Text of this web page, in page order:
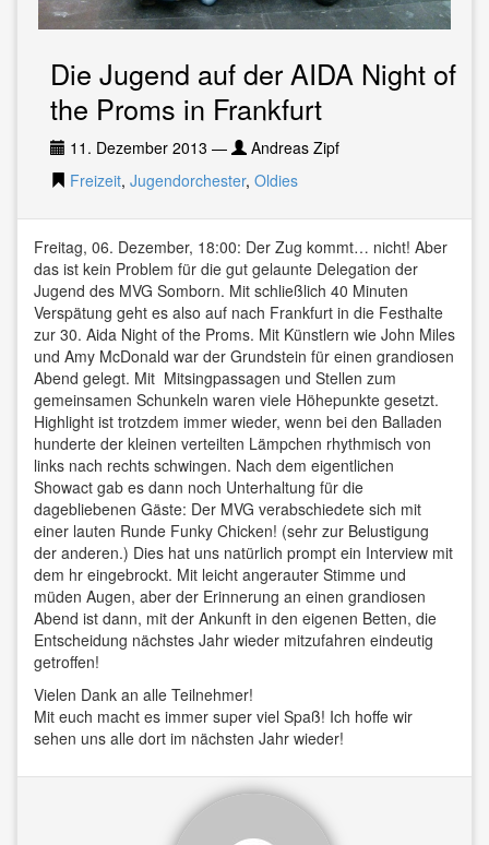
Die Jugend auf der AIDA Night of
the Proms in Frankfurt
11. Dezember 2013 —
Andreas Zipf
Freizeit, Jugendorchester, Oldies
Freitag, 06. Dezember, 18:00: Der Zug kommt… nicht! Aber
das ist kein Problem für die gut gelaunte Delegation der
Jugend des MVG Somborn. Mit schließlich 40 Minuten
Verspätung geht es also auf nach Frankfurt in die Festhalte
zur 30. Aida Night of the Proms. Mit Künstlern wie John Miles
und Amy McDonald war der Grundstein für einen grandiosen
Abend gelegt. Mit Mitsingpassagen und Stellen zum
gemeinsamen Schunkeln waren viele Höhepunkte gesetzt.
Highlight ist trotzdem immer wieder, wenn bei den Balladen
hunderte der kleinen verteilten Lämpchen rhythmisch von
links nach rechts schwingen. Nach dem eigentlichen
Showact gab es dann noch Unterhaltung für die
dagebliebenen Gäste: Der MVG verabschiedete sich mit
einer lauten Runde Funky Chicken! (sehr zur Belustigung
der anderen.) Dies hat uns natürlich prompt ein Interview mit
dem hr eingebrockt. Mit leicht angerauter Stimme und
müden Augen, aber der Erinnerung an einen grandiosen
Abend ist dann, mit der Ankunft in den eigenen Betten, die
Entscheidung nächstes Jahr wieder mitzufahren eindeutig
getroffen!
Vielen Dank an alle Teilnehmer!
Mit euch macht es immer super viel Spaß! Ich hoffe wir
sehen uns alle dort im nächsten Jahr wieder!